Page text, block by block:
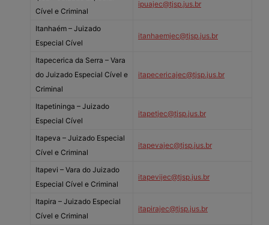
Cível e Criminal
ipuajec@tjsp.jus.br
Itanhaém – Juizado
Especial Cível
itanhaemjec@tjsp.jus.br
Itapecerica da Serra – Vara
do Juizado Especial Cível e
Criminal
itapecericajec@tjsp.jus.br
Itapetininga – Juizado
Especial Cível
itapetjec@tjsp.jus.br
Itapeva – Juizado Especial
Cível e Criminal
itapevajec@tjsp.jus.br
Itapevi – Vara do Juizado
Especial Cível e Criminal
itapevijec@tjsp.jus.br
Itapira – Juizado Especial
Cível e Criminal
itapirajec@tjsp.jus.br